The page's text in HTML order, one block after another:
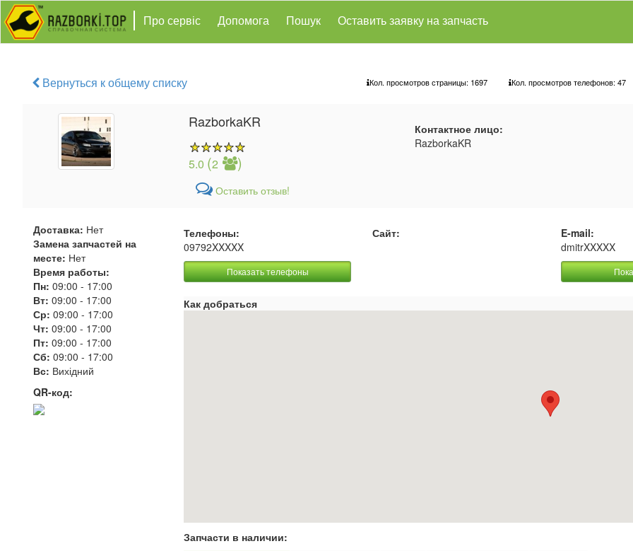
Про сервіс Допомога Пошук Оставить заявку на запчасть
Вернуться к общему списку Кол. просмотров страницы: 1697 Кол. просмотров телефонов: 47
RazborkaKR
5.0 (2 )
Оставить отзыв!
Контактное лицо:
RazborkaKR
Доставка: Нет
Замена запчастей на
месте: Нет
Время работы:
Пн: 09:00 - 17:00
Вт: 09:00 - 17:00
Ср: 09:00 - 17:00
Чт: 09:00 - 17:00
Пт: 09:00 - 17:00
Сб: 09:00 - 17:00
Вс: Вихідний
QR-код:
Телефоны:
09792XXXXX
Показать телефоны
Сайт:
E-mail:
dmitrXXXXX
Как добраться
Запчасти в наличии: